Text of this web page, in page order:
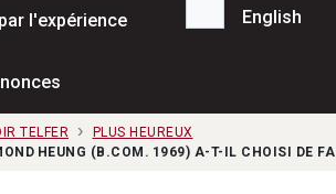
l'expérience
Recherche...
English
TELFER
PLUS HEUREUX
HEUNG (B.COM. 1969) A-T-IL CHOISI DE